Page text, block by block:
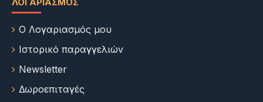
Ο Λογαριασμός μου
Ιστορικό παραγγελιών
Newsletter
Δωροεπιταγές